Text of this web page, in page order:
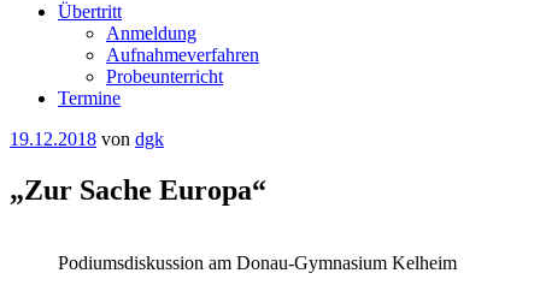
Übertritt
Anmeldung
Aufnahmeverfahren
Probeunterricht
Termine
Veröffentlicht
19.12.2018 von dgk
„Zur Sache Europa“
Podiumsdiskussion am Donau-Gymnasium Kelheim